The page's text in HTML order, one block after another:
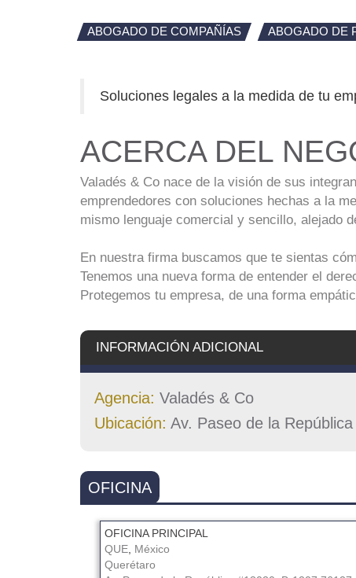
ABOGADO DE COMPAÑÍAS ABOGADO DE
Soluciones legales a la medida de tu
ACERCA DEL
Valadés & Co nace de la visión de sus
emprendedores con soluciones hechas a la
mismo lenguaje comercial y sencillo, alejado
En nuestra firma buscamos que te sientas
Tenemos una nueva forma de entender el
Protegemos tu empresa, de una forma
INFORMACIÓN ADICIONAL
Agencia: Valadés & Co
Ubicación: Av. Paseo de la
OFICINA
OFICINA PRINCIPAL
QUE México
Querétaro